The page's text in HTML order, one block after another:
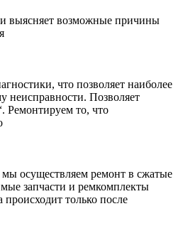
и выясняет возможные причины
что позволяет наиболее
неисправности. Позволяет
Ремонтируем то, что
осуществляем ремонт в сжатые
запчасти и ремкомплекты
только после